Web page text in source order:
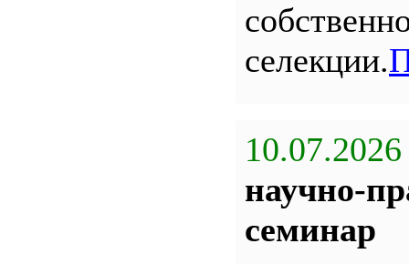
селекции.
10.07.2026
научно-
семинар